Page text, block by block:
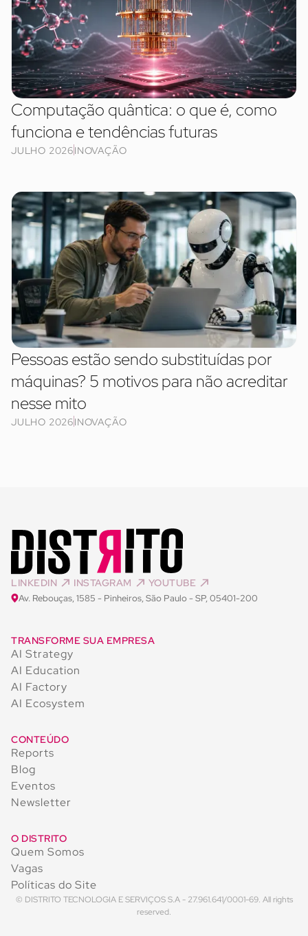
Computação quântica: o que é, como
funciona e tendências futuras
JULHO 2026INOVAÇÃO
Pessoas estão sendo substituídas por
máquinas? 5 motivos para não acreditar
nesse mito
JULHO 2026INOVAÇÃO
LINKEDIN INSTAGRAM YOUTUBE
Av. Rebouças, 1585 - Pinheiros, São Paulo - SP, 05401-200
TRANSFORME SUA EMPRESA
AI Strategy
AI Education
AI Factory
AI Ecosystem
CONTEÚDO
Reports
Blog
Eventos
Newsletter
O DISTRITO
Quem Somos
Vagas
Políticas do Site
© DISTRITO TECNOLOGIA E SERVIÇOS S.A - 27.961.641/0001-69. All rights
reserved.